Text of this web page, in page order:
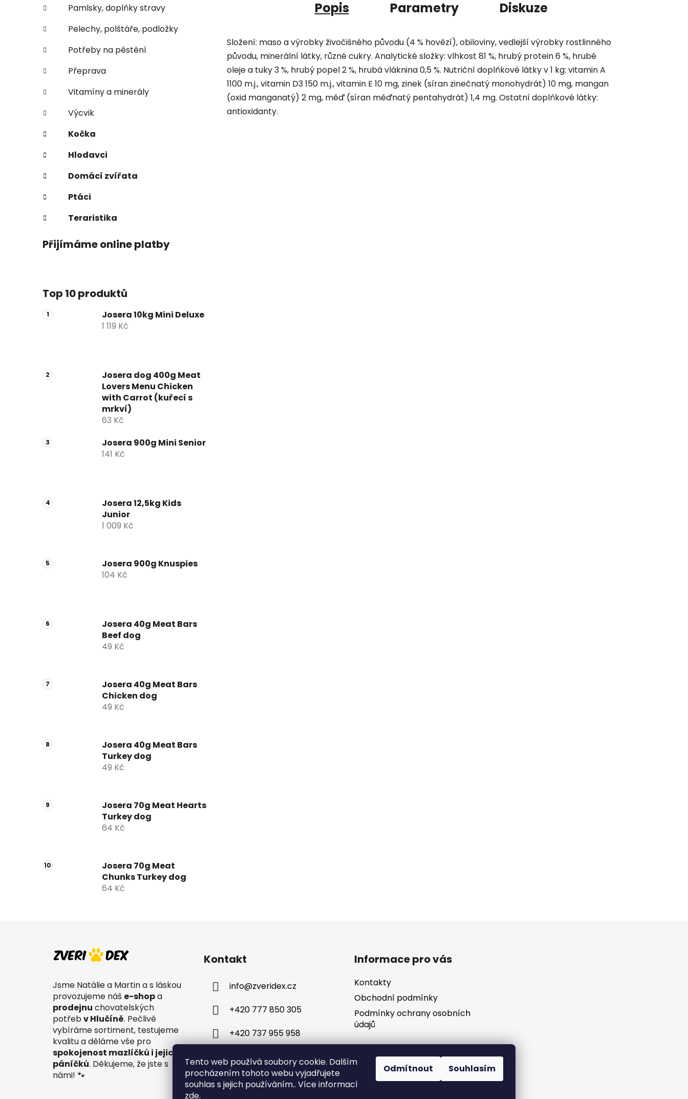
Tento web používá soubory cookie. Dalším
procházením tohoto webu vyjadřujete
souhlas s jejich používáním.. Více informací
zde.
Odmítnout Souhlasím
Pamlsky, doplňky stravy
Pelechy, polštáře, podložky
Potřeby na pěstění
Přeprava
Vitamíny a minerály
Výcvik
Kočka
Hlodavci
Domácí zvířata
Ptáci
Teraristika
Přijímáme online platby
Top 10 produktů
Josera 10kg Mini Deluxe
1 119 Kč
Josera dog 400g Meat
Lovers Menu Chicken
with Carrot (kuřecí s
mrkví)
63 Kč
Josera 900g Mini Senior
141 Kč
Josera 12,5kg Kids
Junior
1 009 Kč
Josera 900g Knuspies
104 Kč
Josera 40g Meat Bars
Beef dog
49 Kč
Josera 40g Meat Bars
Chicken dog
49 Kč
Josera 40g Meat Bars
Turkey dog
49 Kč
Josera 70g Meat Hearts
Turkey dog
64 Kč
Josera 70g Meat
Chunks Turkey dog
64 Kč
Popis Parametry Diskuze
Složení: maso a výrobky živočišného původu (4 % hovězí), obiloviny, vedlejší výrobky rostlinného
původu, minerální látky, různé cukry. Analytické složky: vlhkost 81 %, hrubý protein 6 %, hrubé
oleje a tuky 3 %, hrubý popel 2 %, hrubá vláknina 0,5 %. Nutriční doplňkové látky v 1 kg: vitamin A
1100 m.j., vitamin D3 150 m.j., vitamin E 10 mg, zinek (síran zinečnatý monohydrát) 10 mg, mangan
(oxid manganatý) 2 mg, měď (síran měďnatý pentahydrát) 1,4 mg. Ostatní doplňkové látky:
antioxidanty.
Jsme Natálie a Martin a s láskou
provozujeme náš e-shopa
prodejnu chovatelských
potřebv Hlučíně. Pečlivě
vybíráme sortiment, testujeme
kvalitu a děláme vše pro
spokojenost mazlíčků i jejich
páníčků. Děkujeme, že jste s
námi! 🐾
Kontakt
info@zveridex.cz
+420 777 850 305
+420 737 955 958
Informace pro vás
Kontakty
Obchodní podmínky
Podmínky ochrany osobních
údajů